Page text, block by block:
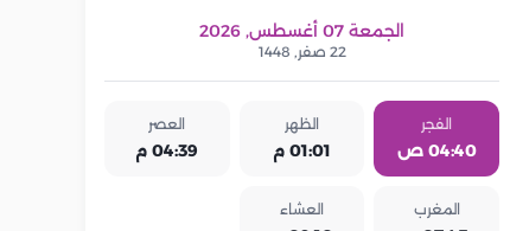
الجمعة 07 أغسطس, 2026
22 صفر, 1448
الفجر
04:40 ص
الظهر
01:01 م
العصر
04:39 م
المغرب العشاء